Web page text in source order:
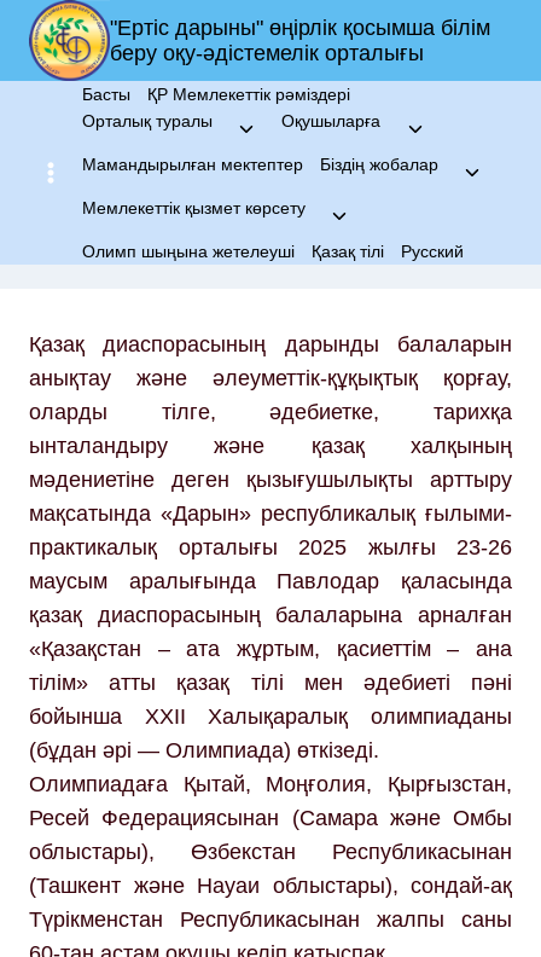
Skip
content
"Ертіс дарыны" өңірлік қосымша білім
беру оқу-әдістемелік орталығы
Басты
ҚР Мемлекеттік рәміздері
Орталық туралы
ToggleОқушыларға
Toggle
menu
Мамандырылған мектептер Біздің жобалар
Toggle
Мемлекеттік қызмет көрсету
Toggle
child
menu
Олимп шыңына жетелеуші Қазақ тілі Русский
Қазақ диаспорасының дарынды балаларын
анықтау және әлеуметтік-құқықтық қорғау,
оларды тілге, әдебиетке, тарихқа
ынталандыру және қазақ халқының
мәдениетіне деген қызығушылықты арттыру
мақсатында «Дарын» республикалық ғылыми-
практикалық орталығы 2025 жылғы 23-26
маусым аралығында Павлодар қаласында
қазақ диаспорасының балаларына арналған
«Қазақстан – ата жұртым, қасиеттім – ана
тілім» атты қазақ тілі мен әдебиеті пәні
бойынша ХХІІ Халықаралық олимпиаданы
(бұдан әрі — Олимпиада) өткізеді.
Олимпиадаға Қытай, Моңғолия, Қырғызстан,
Ресей Федерациясынан (Самара және Омбы
облыстары), Өзбекстан Республикасынан
(Ташкент және Науаи облыстары), сондай-ақ
Түрікменстан Республикасынан жалпы саны